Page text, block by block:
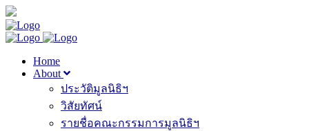
Home
About
ประวัติมูลนิธิฯ
วิสัยทัศน์
รายชื่อคณะกรรมการมูลนิธิฯ